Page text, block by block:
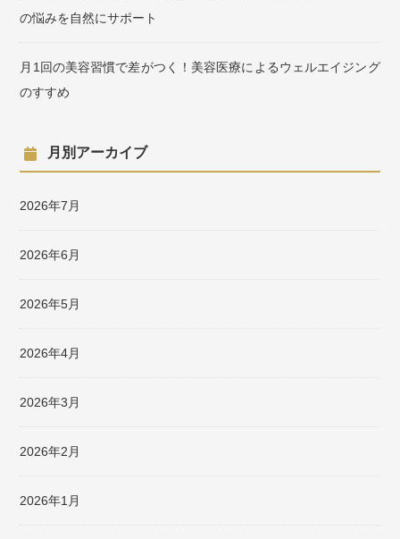
の悩みを自然にサポート
月1回の美容習慣で差がつく！美容医療によるウェルエイジング
のすすめ
月別アーカイブ
2026年7月
2026年6月
2026年5月
2026年4月
2026年3月
2026年2月
2026年1月